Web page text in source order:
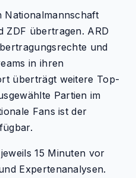
Nationalmannschaft
ZDF übertragen. ARD
und
in ihren
überträgt weitere Top-
Partien im
Fans ist der
15 Minuten vor
Expertenanalysen.